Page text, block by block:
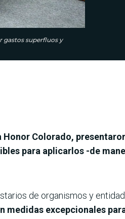
gastos superfluos y
Colorado,
para aplicarlos -de
de organismos y
medidas excepcionales